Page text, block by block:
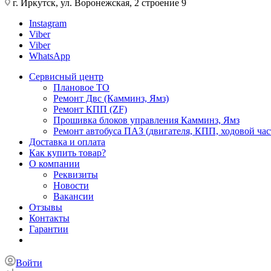
г. Иркутск, ул. Воронежская, 2 строение 9
Instagram
Viber
Viber
WhatsApp
Сервисный центр
Плановое ТО
Ремонт Двс (Камминз, Ямз)
Ремонт КПП (ZF)
Прошивка блоков управления Камминз, Ямз
Ремонт автобуса ПАЗ (двигателя, КПП, ходовой
Доставка и оплата
Как купить товар?
О компании
Реквизиты
Новости
Вакансии
Отзывы
Контакты
Гарантии
Войти